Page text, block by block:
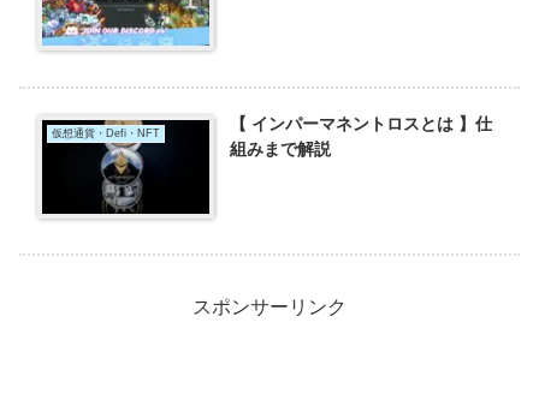
仮想通貨・Defi・NFT
【 インパーマネントロスとは 】仕
組みまで解説
スポンサーリンク